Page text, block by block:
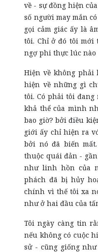
về - sự đồng hiện
số người may mắn
gọi cảm giác ấy là
tôi. Chỉ ở đó tôi mới
ngợ phi thực lúc
Hiện về không phải
hiện về những gì
tôi. Có phải tôi
khả thể của mình
bao giờ? bởi điều
giới ấy chỉ hiện ra
bởi nó đã biến
thuộc quái đản -
như linh hồn của
phách đã bị hủy
chính vì thế tôi xa
như ở hai đầu của
Tôi ngày càng tin
nếu không có cuộc
sử - cũng giống